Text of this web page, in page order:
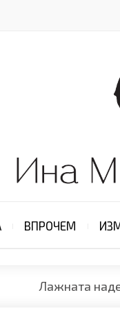
ВПРОЧЕМ
Лажната